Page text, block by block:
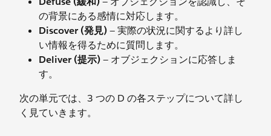
の背景にある感情に対応します。
Discover (発見)— 実際の状況に関するより詳し
い情報を得るために質問します。
Deliver (提示)— オブジェクションに応答しま
す。
次の単元では、3 つの D の各ステップについて詳し
く見ていきます。